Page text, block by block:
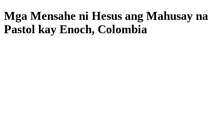
Mga Mensahe ni Hesus ang Mahusay na
Pastol kay Enoch, Colombia